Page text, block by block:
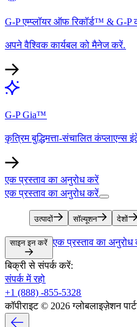
G-P एम्प्लॉयर ऑफ रिकॉर्ड™ & G-P
अपने वैश्विक कार्यबल को मैनेज करें.​​
G-P Gia™​​
कृत्रिम बुद्धिमत्ता-संचालित कंप्लाएन्स
एक प्रस्ताव का अनुरोध करें​​
एक प्रस्ताव का अनुरोध करें​​
उत्पादों​​ सॉल्यूशन​​ देशों​​
साइन इन करें​​ एक प्रस्ताव का अनुरोध
बिक्री से संपर्क करें:​​
संपर्क में रहो​​
+1 (888) -855-5328​​
कॉपीराइट © 2026 ग्लोबलाइज़ेशन